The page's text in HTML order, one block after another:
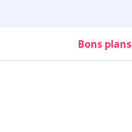
Bons plans